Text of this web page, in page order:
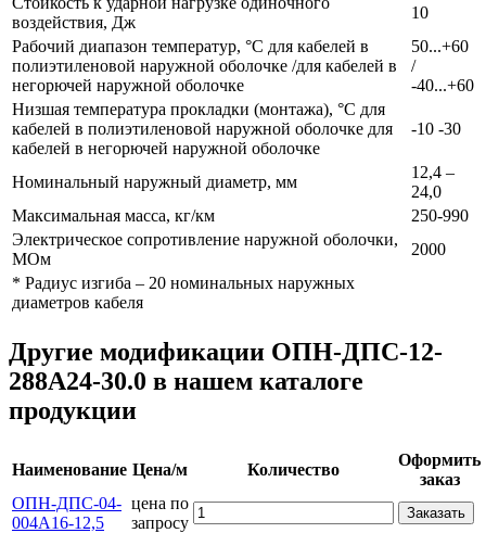
воздействия, Дж
10
Рабочий диапазон температур, °С для кабелей в
полиэтиленовой наружной оболочке /для кабелей в
негорючей наружной оболочке
50...+60
/
-40...+60
Низшая температура прокладки (монтажа), °С для
кабелей в полиэтиленовой наружной оболочке для
кабелей в негорючей наружной оболочке
-10 -30
Номинальный наружный диаметр, мм
12,4 –
24,0
Максимальная масса, кг/км
250-990
Электрическое сопротивление наружной оболочки,
МОм
2000
* Радиус изгиба – 20 номинальных наружных
диаметров кабеля
Другие модификации ОПН-ДПС-12-
288А24-30.0 в нашем каталоге
продукции
Наименование Цена/м Количество
Оформить
заказ
ОПН-ДПС-04-
004А16-12,5
цена по
запросу
Заказать